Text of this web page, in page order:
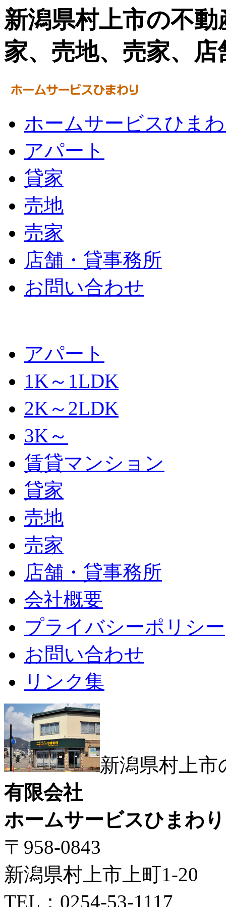
新潟県村上市の不
家、売地、売家、
ホームサービスひま
アパート
貸家
売地
売家
店舗・貸事務所
お問い合わせ
アパート
1K～1LDK
2K～2LDK
3K～
賃貸マンション
貸家
売地
売家
店舗・貸事務所
会社概要
プライバシーポリシー
お問い合わせ
リンク集
新潟県村上市
有限会社
ホームサービスひまわり
〒958-0843
新潟県村上市上町1-20
TEL：0254-53-1117